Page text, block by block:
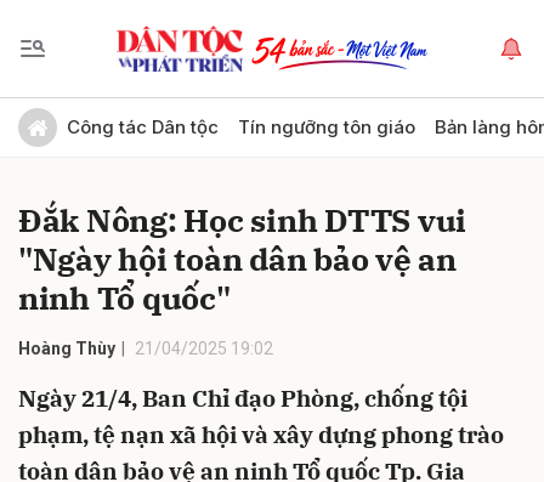
Công tác Dân tộc Tín ngưỡng tôn giáo Bản làng
Đắk Nông: Học sinh DTTS vui
"Ngày hội toàn dân bảo vệ an
ninh Tổ quốc"
Hoàng Thùy 21/04/2025 19:02
Ngày 21/4, Ban Chỉ đạo Phòng, chống tội
phạm, tệ nạn xã hội và xây dựng phong trào
toàn dân bảo vệ an ninh Tổ quốc Tp. Gia
Gửi bình luận